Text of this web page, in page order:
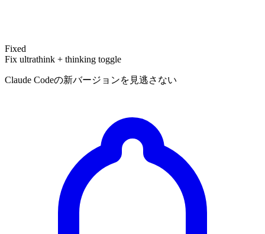
Fixed
Fix ultrathink + thinking toggle
Claude Codeの新バージョンを見逃さない